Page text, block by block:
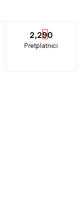
2,290
Pretplatnici